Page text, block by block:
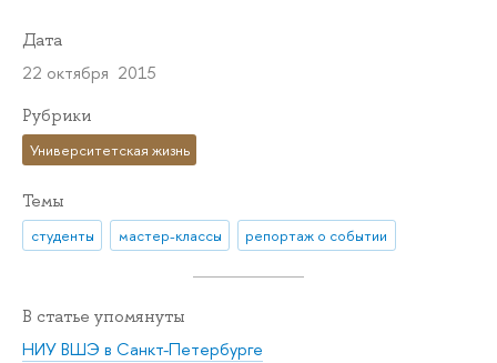
Дата
22 октября 2015
Рубрики
Университетская жизнь
Темы
студенты мастер-классы репортаж о событии
В статье упомянуты
НИУ ВШЭ в Санкт-Петербурге